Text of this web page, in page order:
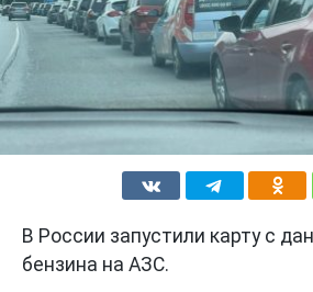
В России запустили карту с
бензина на АЗС.